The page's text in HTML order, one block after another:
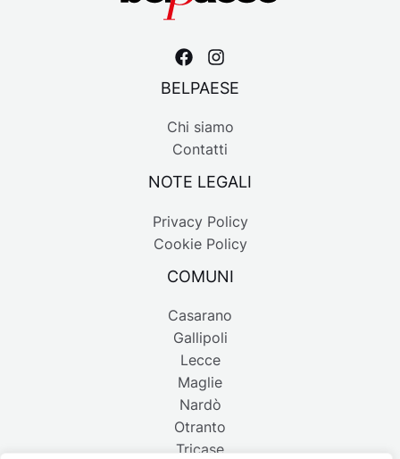
BELPAESE
Chi siamo
Contatti
NOTE LEGALI
Privacy Policy
Cookie Policy
COMUNI
Casarano
Gallipoli
Lecce
Maglie
Nardò
Otranto
Tricase